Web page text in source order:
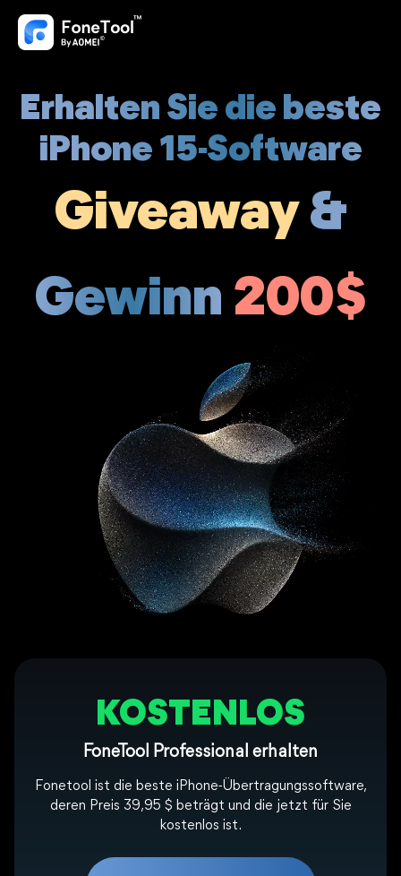
Erhalten Sie die beste
iPhone 15-Software
Giveaway &
Gewinn 200$
KOSTENLOS
FoneTool Professional erhalten
Fonetool ist die beste iPhone-Übertragungssoftware,
deren Preis 39,95 $ beträgt und die jetzt für Sie
kostenlos ist.